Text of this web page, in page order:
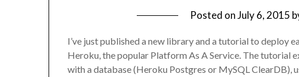
Posted onJuly 6, 2015
I’ve just published a new library and a tutorial to deploy
Heroku, the popular Platform As A Service. The tutorial
with a database (Heroku Postgres or MySQL ClearDB),